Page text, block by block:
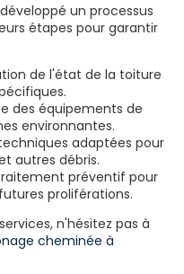
développé un processus
étapes pour garantir
de l'état de la toiture
des équipements de
environnantes.
adaptées pour
autres débris.
préventif pour
proliférations.
n'hésitez pas à
cheminée à